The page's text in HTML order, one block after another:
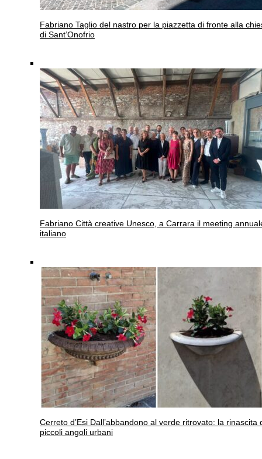
Fabriano Taglio del nastro per la piazzetta di fronte alla
di Sant’Onofrio
Fabriano Città creative Unesco, a Carrara il meeting
italiano
Cerreto d’Esi Dall’abbandono al verde ritrovato: la rinascita
piccoli angoli urbani